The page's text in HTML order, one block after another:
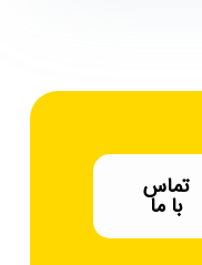
تماس
با ما